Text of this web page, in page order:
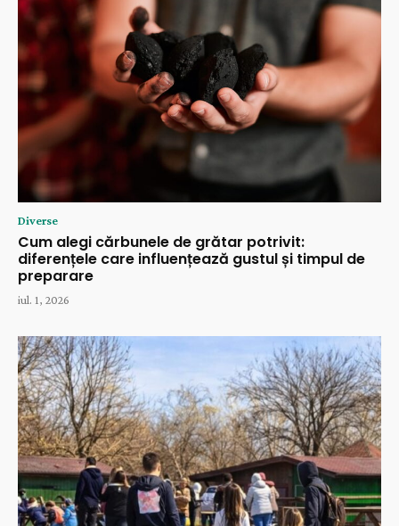
Diverse
Cum alegi cărbunele de grătar potrivit:
diferențele care influențează gustul și timpul de
preparare
iul. 1, 2026